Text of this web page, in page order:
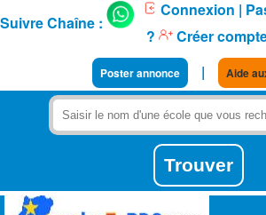
Suivre Chaîne :
Connexion |
?
Créer
Poster annonce | Aide